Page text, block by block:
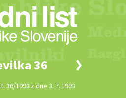
36
36/1993 z dne 3. 7. 1993